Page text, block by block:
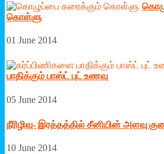
கொள்ளு
01 June 2014
பாதிக்கும் பாஸ்ட் புட் உணவு
05 June 2014
நீரிழிவு- இரத்தத்தில் சீனியின் அளவு
10 June 2014